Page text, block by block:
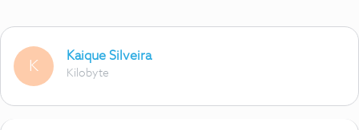
K
Kaique Silveira
Kilobyte